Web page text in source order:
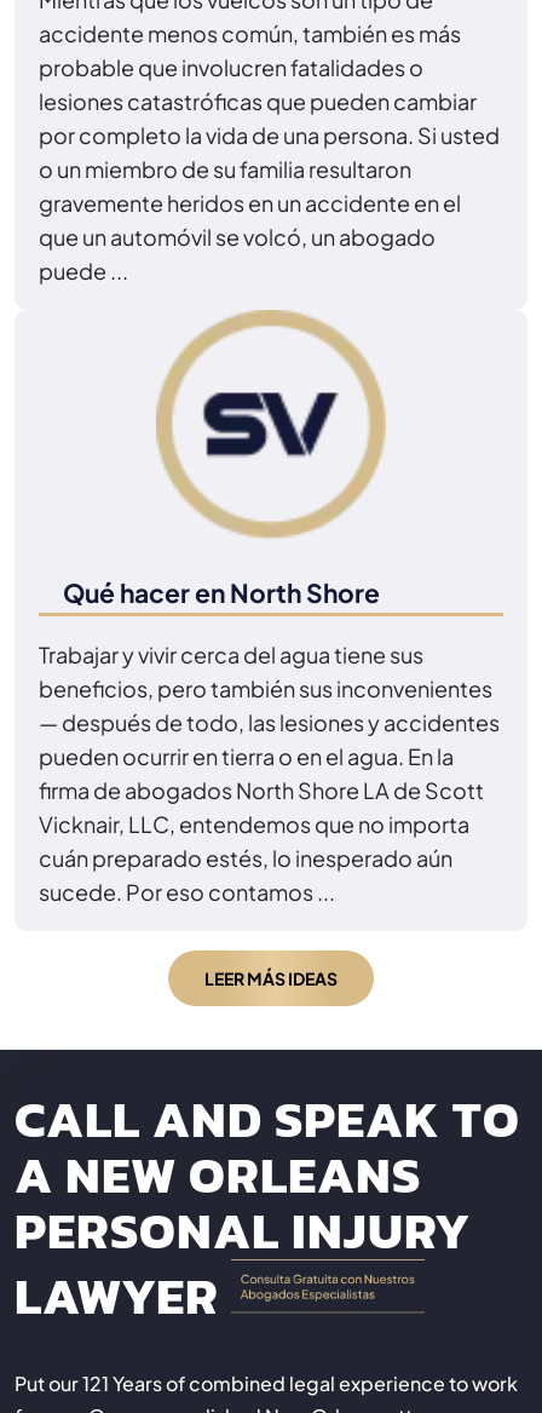
accidente menos común, también es más
probable que involucren fatalidades o
lesiones catastróficas que pueden cambiar
por completo la vida de una persona. Si usted
o un miembro de su familia resultaron
gravemente heridos en un accidente en el
que un automóvil se volcó, un abogado
puede ...
Qué hacer en North Shore
Trabajar y vivir cerca del agua tiene sus
beneficios, pero también sus inconvenientes
— después de todo, las lesiones y accidentes
pueden ocurrir en tierra o en el agua. En la
firma de abogados North Shore LA de Scott
Vicknair, LLC, entendemos que no importa
cuán preparado estés, lo inesperado aún
sucede. Por eso contamos ...
LEER MÁS IDEAS
CALL AND SPEAK TO
A NEW ORLEANS
PERSONAL INJURY
LAWYER
Put our 121 Years of combined legal experience to work